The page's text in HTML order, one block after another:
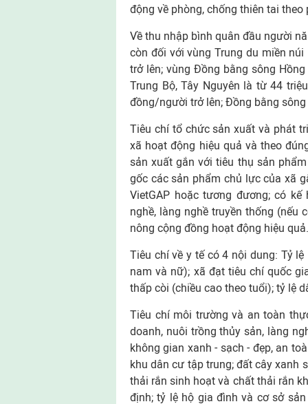
động về phòng, chống thiên tai
Về thu nhập bình quân đầu người
còn đối với vùng Trung du miền
trở lên; vùng Đồng bằng sông
Trung Bộ, Tây Nguyên là từ 44
đồng/người trở lên; Đồng bằng
Tiêu chí tổ chức sản xuất và phát
xã hoạt động hiệu quả và theo
sản xuất gắn với tiêu thụ sản
gốc các sản phẩm chủ lực của xã
VietGAP hoặc tương đương; có
nghề, làng nghề truyền thống (nếu
nông cộng đồng hoạt động hiệu quả.
Tiêu chí về y tế có 4 nội dung: Tỷ
nam và nữ); xã đạt tiêu chí quốc
thấp còi (chiều cao theo tuổi); tỷ lệ
Tiêu chí môi trường và an toàn
doanh, nuôi trồng thủy sản, làng
không gian xanh - sạch - đẹp, an
khu dân cư tập trung; đất cây xanh
thải rắn sinh hoạt và chất thải rắn
định; tỷ lệ hộ gia đình và cơ sở